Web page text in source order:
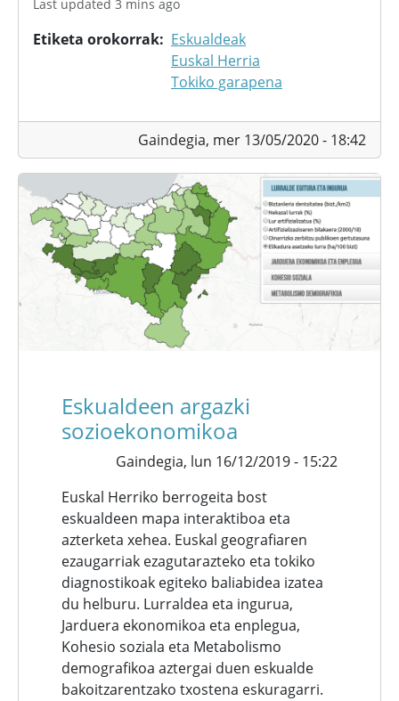
Last updated 3 mins ago
Etiketa orokorrak
Eskualdeak
Euskal Herria
Tokiko garapena
Gaindegia, mer 13/05/2020 - 18:42
Eskualdeen argazki
sozioekonomikoa
Gaindegia, lun 16/12/2019 - 15:22
Euskal Herriko berrogeita bost
eskualdeen mapa interaktiboa eta
azterketa xehea. Euskal geografiaren
ezaugarriak ezagutarazteko eta tokiko
diagnostikoak egiteko baliabidea izatea
du helburu. Lurraldea eta ingurua,
Jarduera ekonomikoa eta enplegua,
Kohesio soziala eta Metabolismo
demografikoa aztergai duen eskualde
bakoitzarentzako txostena eskuragarri.